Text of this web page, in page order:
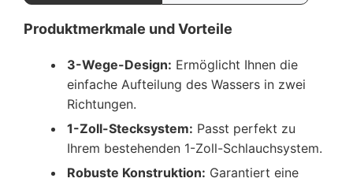
Produktmerkmale und Vorteile
3-Wege-Design: Ermöglicht Ihnen die
einfache Aufteilung des Wassers in zwei
Richtungen.
1-Zoll-Stecksystem: Passt perfekt zu
Ihrem bestehenden 1-Zoll-Schlauchsystem.
Robuste Konstruktion: Garantiert eine